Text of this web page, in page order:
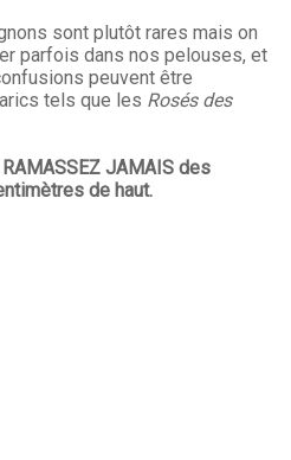
sont plutôt rares mais on
parfois dans nos pelouses, et
peuvent être
tels que les Rosés des
JAMAIS des
de haut.